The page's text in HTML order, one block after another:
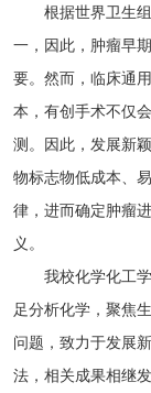
根据世界卫生组
一，因此，肿瘤早
要。然而，临床通
本，有创手术不仅
测。因此，发展新
物标志物低成本、
律，进而确定肿瘤
义。
我校化学化工学
足分析化学，聚焦
问题，致力于发展
法，相关成果相继